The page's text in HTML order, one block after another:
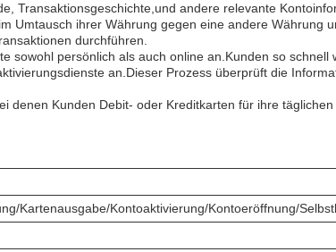
Transaktionsgeschichte,und andere relevante
Umtausch ihrer Währung gegen eine andere Währung
durchführen.
sowohl persönlich als auch online an.Kunden so
an.Dieser Prozess überprüft die
denen Kunden Debit- oder Kreditkarten für ihre
Kartenausgabe/Kontoaktivierung/Kontoeröffnung/